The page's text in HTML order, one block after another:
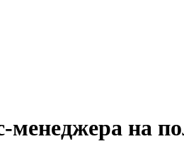
менеджера на